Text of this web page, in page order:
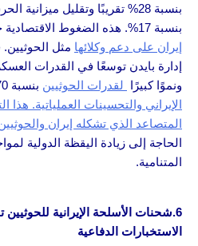
بنسبة 28% تقريبًا وتقليل
بنسبة 17%. هذه الضغوط الاقتصادية حدت بشكل كبير من
إيران على دعم وكلائها مثل
ونموًا كبيرًا لقدرات الحوثيين بنسبة 70-80%،
الإيراني والتحسينات العملياتية. هذا
المتصاعد الذي تشكله إيران
الحاجة إلى زيادة اليقظة الدولية
المتنامية.
6.شحنات الأسلحة الإيرانية للحوثيين
الاستخبارات الدفاعية